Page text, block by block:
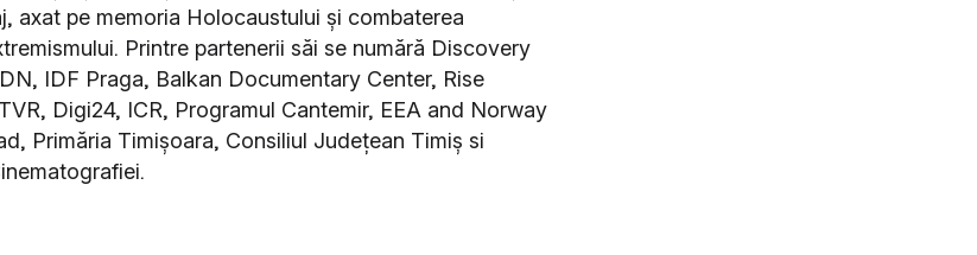
axat pe memoria Holocaustului și combaterea
Printre partenerii săi se numără Discovery
IDF Praga, Balkan Documentary Center, Rise
Digi24, ICR, Programul Cantemir, EEA and Norway
Primăria Timișoara, Consiliul Județean Timiș si